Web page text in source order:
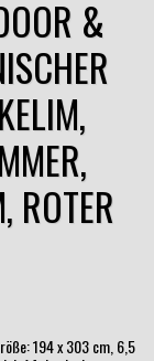
&
ROTER
194 x 303 cm, 6,5